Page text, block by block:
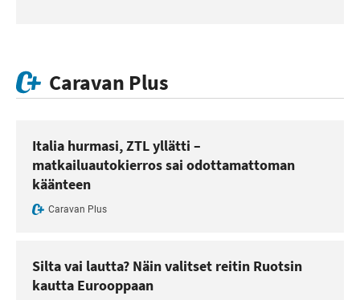
Caravan Plus
Italia hurmasi, ZTL yllätti –
matkailuautokierros sai odottamattoman
käänteen
Caravan Plus
Silta vai lautta? Näin valitset reitin Ruotsin
kautta Eurooppaan